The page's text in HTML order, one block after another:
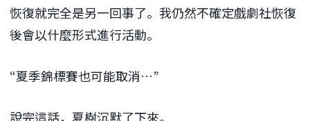
恢復就完全是另一回事了。我仍然不確定戲劇社恢復
後會以什麼形式進行活動。
“夏季錦標賽也可能取消…”
說完這話，夏樹沉默了下來。